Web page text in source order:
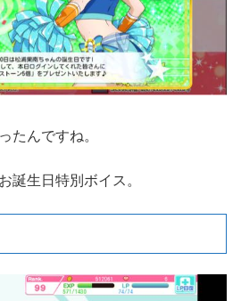
たんですね。
誕生日特別ボイス。